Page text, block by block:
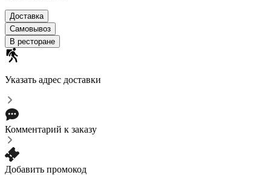
Доставка
Самовывоз
В ресторане
Указать адрес доставки
Комментарий к заказу
Добавить промокод